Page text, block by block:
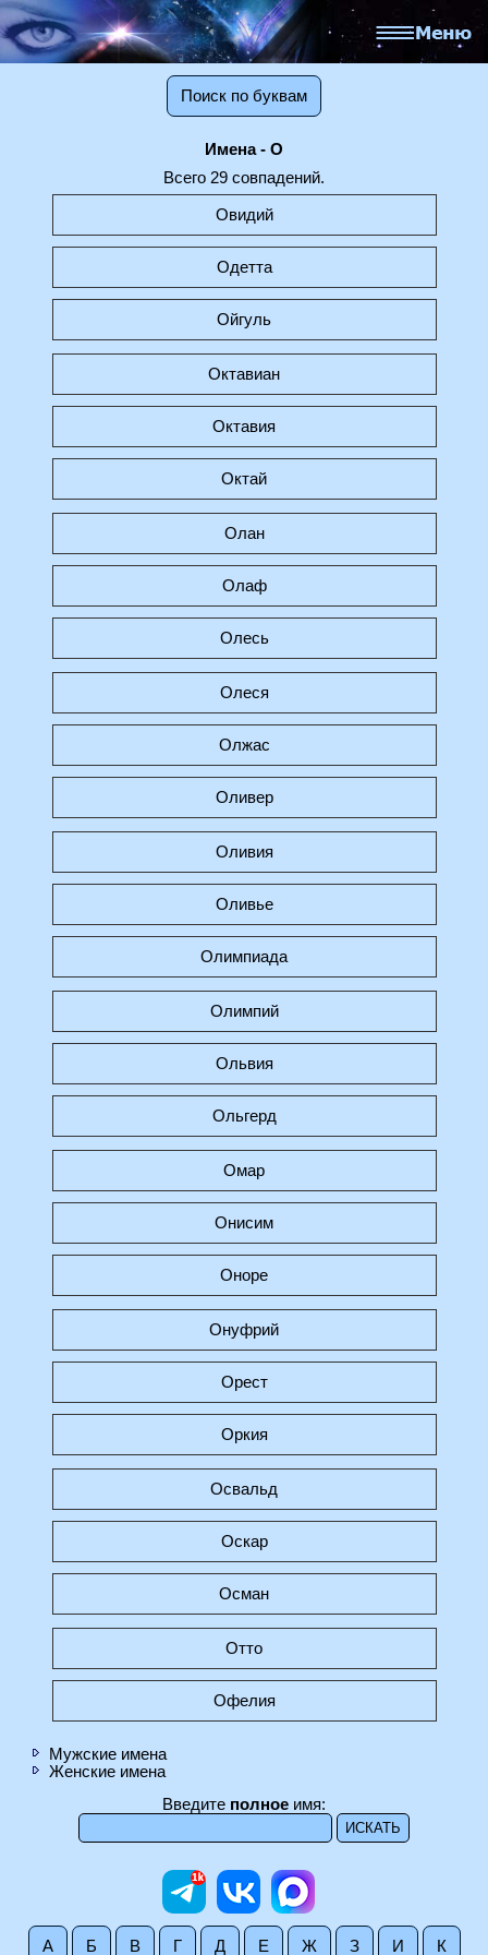
Поиск по буквам
Имена - О
Всего 29 совпадений.
Овидий
Одетта
Ойгуль
Октавиан
Октавия
Октай
Олан
Олаф
Олесь
Олеся
Олжас
Оливер
Оливия
Оливье
Олимпиада
Олимпий
Ольвия
Ольгерд
Омар
Онисим
Оноре
Онуфрий
Орест
Оркия
Освальд
Оскар
Осман
Отто
Офелия
Мужские имена
Женские имена
Введите полное имя:
А Б В Г Д Е Ж З И К